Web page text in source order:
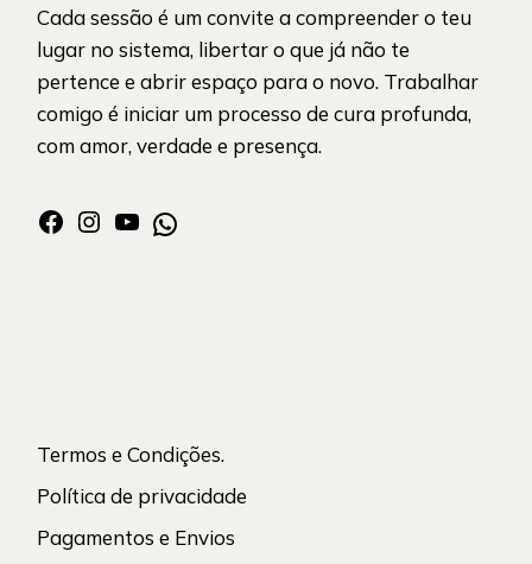
Cada sessão é um convite a compreender o teu
lugar no sistema, libertar o que já não te
pertence e abrir espaço para o novo. Trabalhar
comigo é iniciar um processo de cura profunda,
com amor, verdade e presença.
Termos e Condições.
Política de privacidade
Pagamentos e Envios